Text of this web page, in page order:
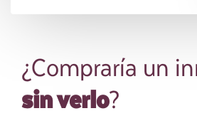
¿Compraría un
sin verlo?